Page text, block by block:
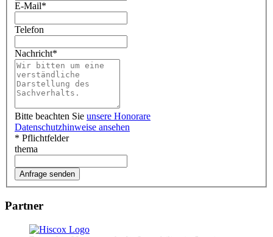
E-Mail*
Telefon
Nachricht*
Bitte beachten Sie unsere Honorare
Datenschutzhinweise ansehen
* Pflichtfelder
thema
Partner